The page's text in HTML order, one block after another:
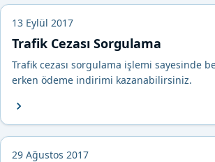
13 Eylül 2017
Trafik Cezası Sorgulama
Trafik cezası sorgulama işlemi sayesinde
erken ödeme indirimi kazanabilirsiniz.
29 Ağustos 2017